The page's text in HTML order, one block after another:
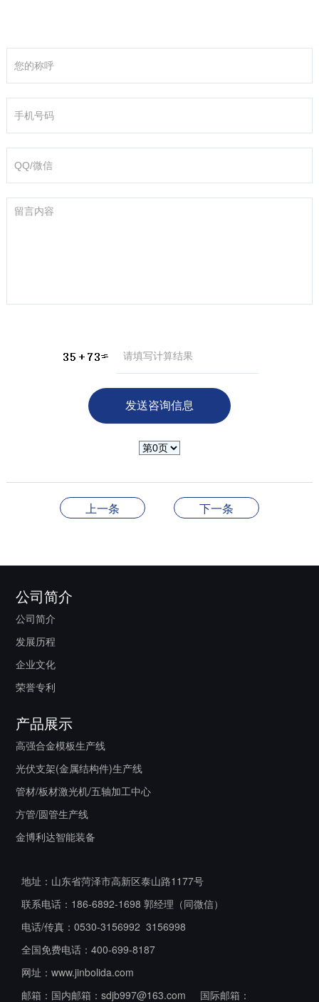
上一条 下一条
公司简介
公司简介
发展历程
企业文化
荣誉专利
产品展示
高强合金模板生产线
光伏支架(金属结构件)生产线
管材/板材激光机/五轴加工中心
方管/圆管生产线
金博利达智能装备
地址：山东省菏泽市高新区泰山路1177号
联系电话：186-6892-1698 郭经理（同微信）
电话/传真：0530-3156992 3156998
全国免费电话：400-699-8187
网址：www.jinbolida.com
邮箱：国内邮箱：sdjb997@163.com 国际邮箱：